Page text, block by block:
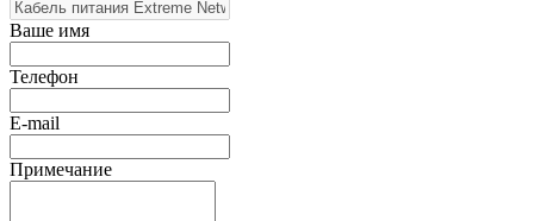
Ваше имя
Телефон
E-mail
Примечание